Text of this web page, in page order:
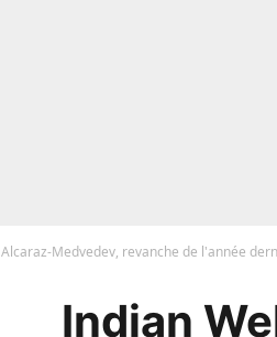
Alcaraz-Medvedev, revanche de l'année
Indian